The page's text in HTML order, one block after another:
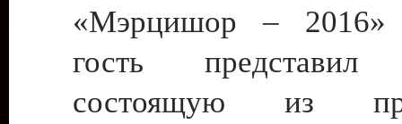
«Мэрцишор – 2016»
гость представил
состоящую из